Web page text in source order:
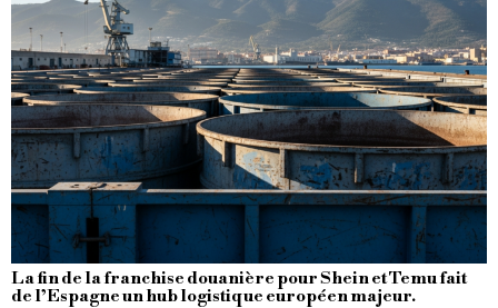
La fin de la franchise douanière pour Shein et Temu fait
de l’Espagne un hub logistique européen majeur.